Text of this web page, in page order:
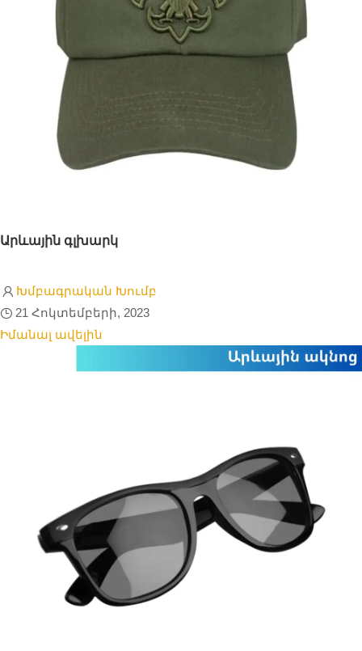
Արևային գլխարկ
Խմբագրական Խումբ
21 Հոկտեմբերի, 2023
Իմանալ ավելին